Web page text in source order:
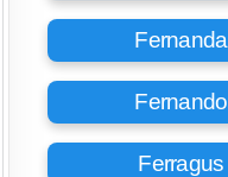
Fernanda
Fernando
Ferragus